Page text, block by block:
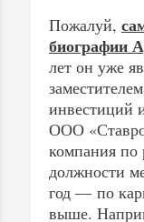
Пожалуй,
биографии
лет он уже
инвестиций
ООО
компания по
должности
год — по
выше.